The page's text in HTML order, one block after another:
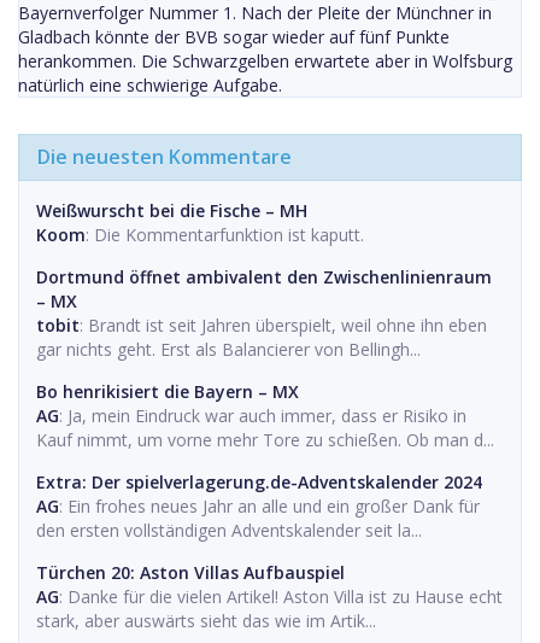
Bayernverfolger Nummer 1. Nach der Pleite der Münchner in
Gladbach könnte der BVB sogar wieder auf fünf Punkte
herankommen. Die Schwarzgelben erwartete aber in Wolfsburg
natürlich eine schwierige Aufgabe.
Die neuesten Kommentare
Weißwurscht bei die Fische – MH
Koom: Die Kommentarfunktion ist kaputt.
Dortmund öffnet ambivalent den Zwischenlinienraum
– MX
tobit: Brandt ist seit Jahren überspielt, weil ohne ihn eben
gar nichts geht. Erst als Balancierer von Bellingh...
Bo henrikisiert die Bayern – MX
AG: Ja, mein Eindruck war auch immer, dass er Risiko in
Kauf nimmt, um vorne mehr Tore zu schießen. Ob man d...
Extra: Der spielverlagerung.de-Adventskalender 2024
AG: Ein frohes neues Jahr an alle und ein großer Dank für
den ersten vollständigen Adventskalender seit la...
Türchen 20: Aston Villas Aufbauspiel
AG: Danke für die vielen Artikel! Aston Villa ist zu Hause echt
stark, aber auswärts sieht das wie im Artik...